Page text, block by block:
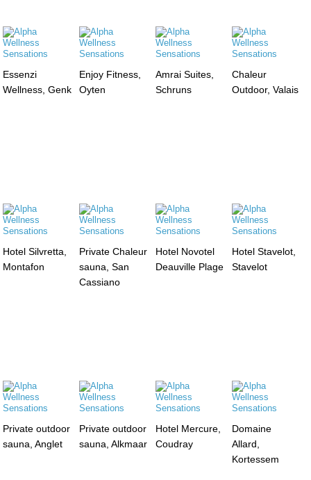
Essenzi
Wellness, Genk
Enjoy Fitness,
Oyten
Amrai Suites,
Schruns
Chaleur
Outdoor, Valais
Hotel Silvretta,
Montafon
Private Chaleur
sauna, San
Cassiano
Hotel Novotel
Deauville Plage
Hotel Stavelot,
Stavelot
Private outdoor
sauna, Anglet
Private outdoor
sauna, Alkmaar
Hotel Mercure,
Coudray
Domaine
Allard,
Kortessem